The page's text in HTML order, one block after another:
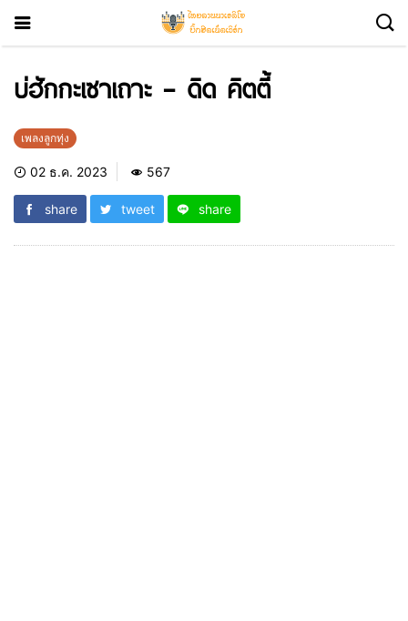
บ่ฮักกะเซาเถาะ – ดิด คิตตี้
เพลงลูกทุ่ง
02 ธ.ค. 2023 567
share tweet share